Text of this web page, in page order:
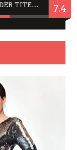
JING JING: IN-THAI RÄUMT WIEDER TITEL AB – EIN ZWEI-STUNDEN-ERLEBNISBERICHT 7.4